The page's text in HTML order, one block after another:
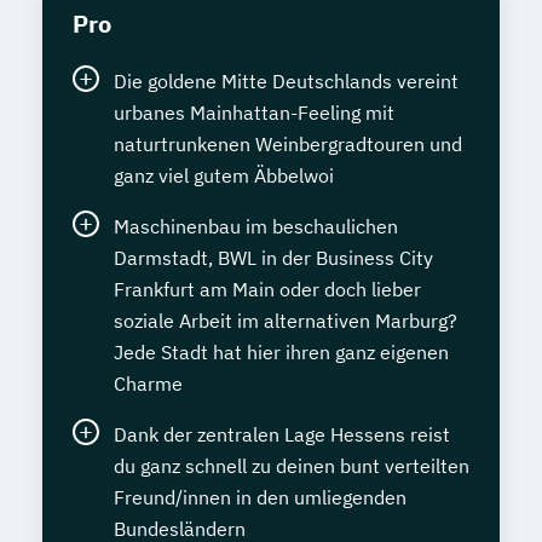
Pro
Die goldene Mitte Deutschlands vereint
urbanes Mainhattan-Feeling mit
naturtrunkenen Weinbergradtouren und
ganz viel gutem Äbbelwoi
Maschinenbau im beschaulichen
Darmstadt, BWL in der Business City
Frankfurt am Main oder doch lieber
soziale Arbeit im alternativen Marburg?
Jede Stadt hat hier ihren ganz eigenen
Charme
Dank der zentralen Lage Hessens reist
du ganz schnell zu deinen bunt verteilten
Freund/innen in den umliegenden
Bundesländern